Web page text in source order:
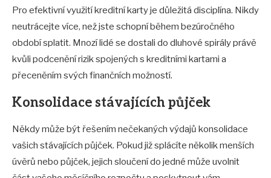
Pro efektivní využití kreditní karty je důležitá disciplína. Nikdy
neutrácejte více, než jste schopní během bezúročného
období splatit. Mnozí lidé se dostali do dluhové spirály právě
kvůli podcenění rizik spojených s kreditními kartami a
přeceněním svých finančních možností.
Konsolidace stávajících půjček
Někdy může být řešením nečekaných výdajů konsolidace
vašich stávajících půjček. Pokud již splácíte několik menších
úvěrů nebo půjček, jejich sloučení do jedné může uvolnit